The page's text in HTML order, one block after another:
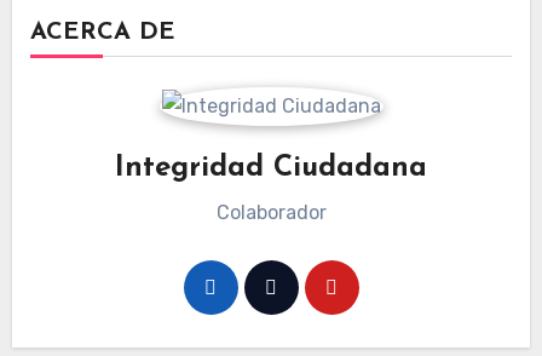
ACERCA DE
Integridad Ciudadana
Colaborador